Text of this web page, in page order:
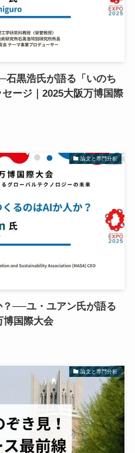
石黒浩氏が語る「いのち
ージ｜2025大阪万博国際
論文と専門分析
──ユ・ユアン氏が語る
博国際大会
論文と専門分析